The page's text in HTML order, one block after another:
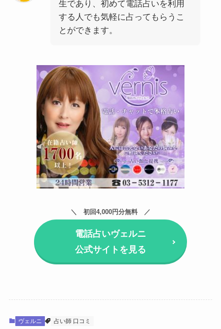
生であり、初めて電話占いを利用
する人でも気軽に占ってもらうこ
とができます。
初回4,000円分無料
電話占いヴェルニ
公式サイトを見る
ヴェルニ 占い師 口コミ